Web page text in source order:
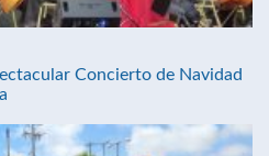
Concierto de Navidad